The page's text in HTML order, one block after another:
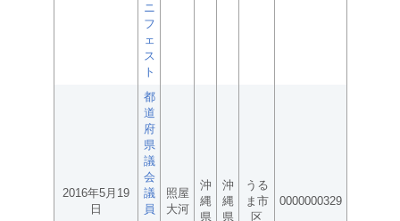
ニ
フ
ェ
ス
ト
2016年5月19
日
都
道
府
県
議
会
議
員
照屋
大河
沖
縄
県
沖
縄
県
うる
ま市
区
0000000329